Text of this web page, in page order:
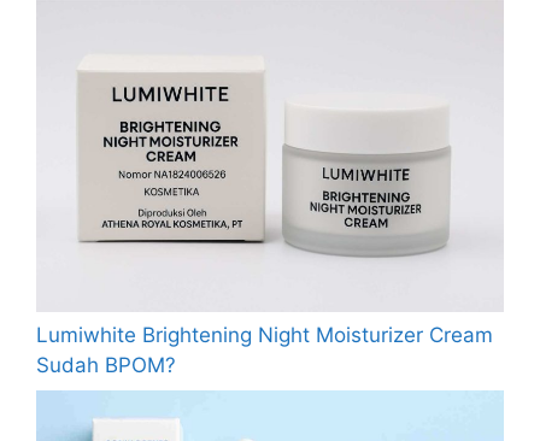
Lumiwhite Brightening Night Moisturizer Cream
Sudah BPOM?